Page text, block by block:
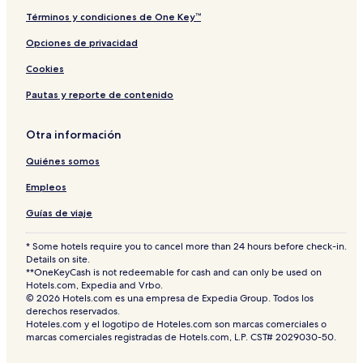
o
C
o
l
A
u
t
O
n
l
y
A
r
Términos y condiciones de One Key™
Opciones de privacidad
Cookies
Pautas y reporte de contenido
Otra información
Quiénes somos
Empleos
Guías de viaje
* Some hotels require you to cancel more than 24 hours before check-in.
Details on site.
**OneKeyCash is not redeemable for cash and can only be used on
Hotels.com, Expedia and Vrbo.
© 2026 Hotels.com es una empresa de Expedia Group. Todos los
derechos reservados.
Hoteles.com y el logotipo de Hoteles.com son marcas comerciales o
marcas comerciales registradas de Hotels.com, L.P. CST# 2029030-50.